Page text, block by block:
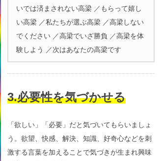
いでは済まされない高梁 ／もらって嬉し
い高梁 ／私たちが選ぶ高梁 ／高梁しない
でください ／高梁でいざ勝負 ／高梁を体
験しよう ／次はあなたの高梁です
3.必要性を気づかせる
「欲しい」「必要」だと気づいてもらいましょ
う。欲望、快感、解決、知識、好奇心などを刺
激する言葉を加えることで気づきが生まれ興味